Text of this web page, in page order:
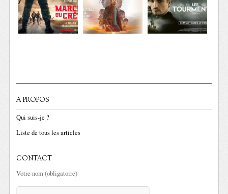
A PROPOS
Qui suis-je ?
Liste de tous les articles
CONTACT
Votre nom (obligatoire)